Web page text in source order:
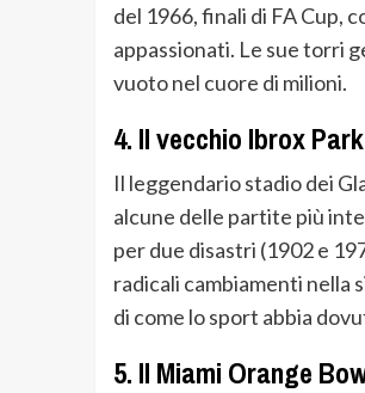
del 1966, finali di FA Cup,
appassionati. Le sue torri
vuoto nel cuore di milioni.
4. Il vecchio Ibrox
Il leggendario stadio dei
alcune delle partite più
per due disastri (1902 e
radicali cambiamenti nella
di come lo sport abbia
5. Il Miami Orange